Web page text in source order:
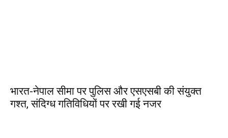
भारत-नेपाल सीमा पर पुलिस और एसएसबी की संयुक्त
गश्त, संदिग्ध गतिविधियों पर रखी गई नजर